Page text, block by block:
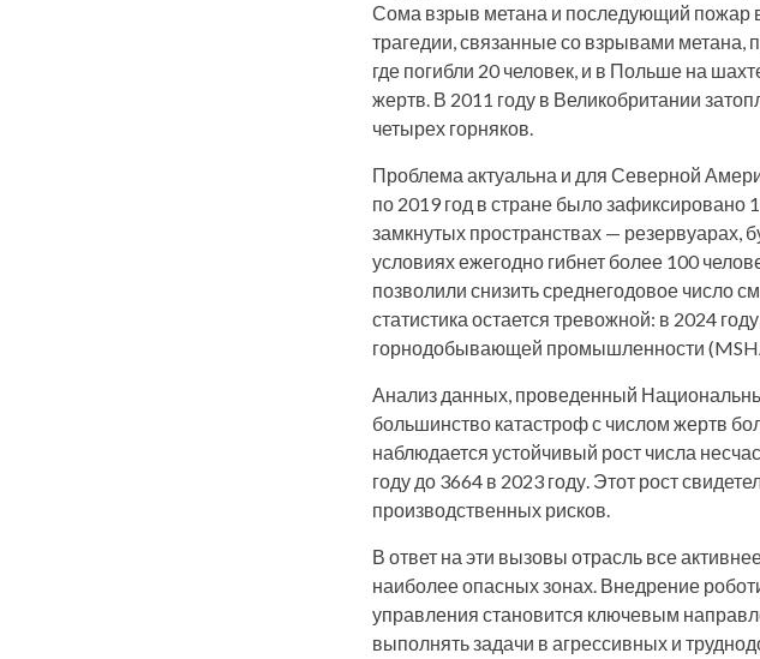
Сома взрыв метана и последующий пожар
трагедии, связанные со взрывами метана,
где погибли 20 человек, и в Польше на
жертв. В 2011 году в Великобритании
четырех горняков.
Проблема актуальна и для Северной
по 2019 год в стране было
замкнутых пространствах — резервуарах,
условиях ежегодно гибнет более 100
позволили снизить среднегодовое число
статистика остается тревожной: в 2024
горнодобывающей промышленности
Анализ данных, проведенный
большинство катастроф с числом жертв
наблюдается устойчивый рост числа
году до 3664 в 2023 году. Этот рост
производственных рисков.
В ответ на эти вызовы отрасль все
наиболее опасных зонах. Внедрение
управления становится ключевым
выполнять задачи в агрессивных и